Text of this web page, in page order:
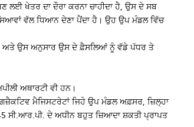
ਲਈ ਖੇਤਰ ਦਾ ਦੌਰਾ ਕਰਨਾ ਚਾਹੀਦਾ ਹੈ, ਉਸ ਦੇ ਸਬ
ਵੱਲ ਧਿਆਨ ਦੇਣਾ ਪੈਂਦਾ ਹੈ। ਉਹ ਉਪ ਮੰਡਲ ਵਿੱਚ
ਅਤੇ ਉਸ ਅਨੁਸਾਰ ਉਸ ਦੇ ਫ਼ੈਸਲਿਆਂ ਨੂੰ ਵੱਡੇ ਪੱਧਰ ਤੇ
ਅਥਾਰਟੀ ਵੀ ਹਨ।
ਮੈਜਿਸਟਰੇਟਾਂ ਜਿਹੇ ਉਪ ਮੰਡਲ ਅਫ਼ਸਰ, ਜ਼ਿਲ੍ਹਾ
ਦੇ ਅਧੀਨ ਬਹੁਤ ਜ਼ਿਆਦਾ ਸ਼ਕਤੀ ਪ੍ਰਾਪਤ